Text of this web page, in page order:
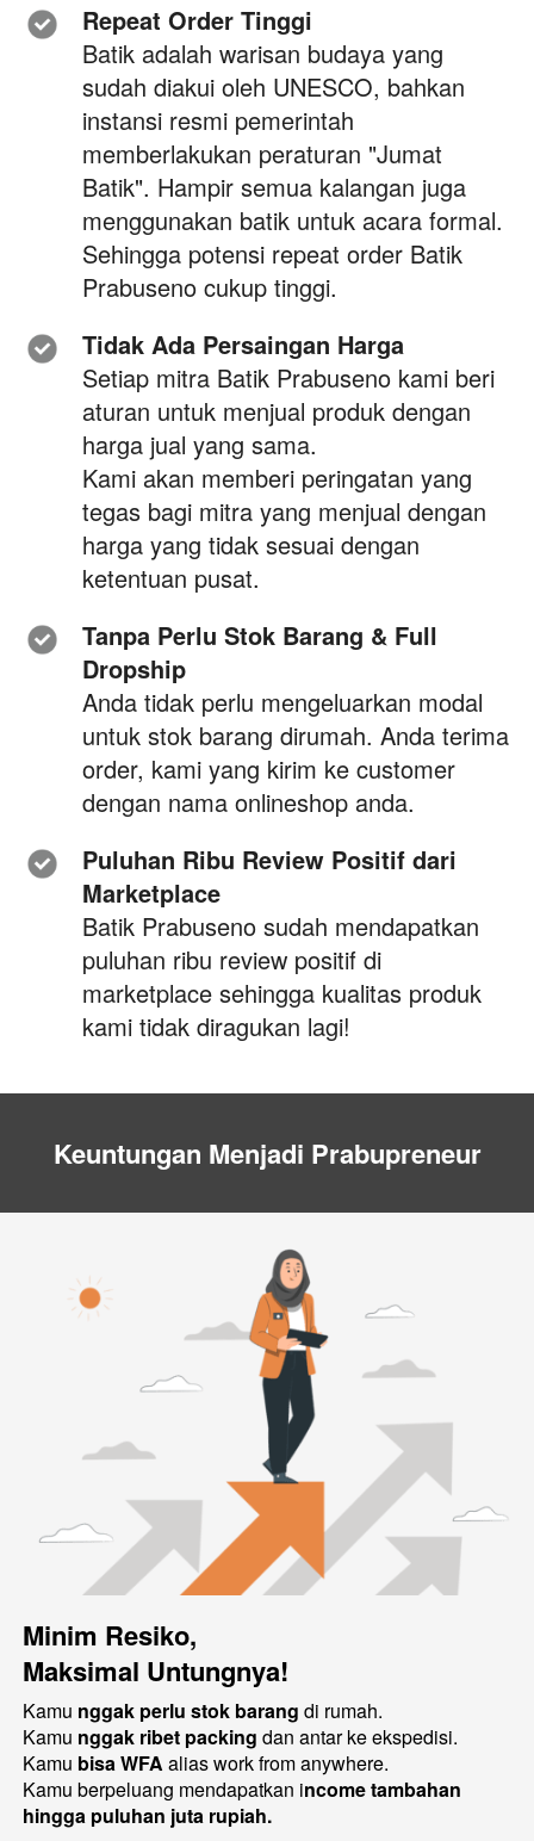
Repeat Order Tinggi
Batik adalah warisan budaya yang
sudah diakui oleh UNESCO, bahkan
instansi resmi pemerintah
memberlakukan peraturan "Jumat
Batik". Hampir semua kalangan juga
menggunakan batik untuk acara formal.
Sehingga potensi repeat order Batik
Prabuseno cukup tinggi.
Tidak Ada Persaingan Harga
Setiap mitra Batik Prabuseno kami beri
aturan untuk menjual produk dengan
harga jual yang sama.
Kami akan memberi peringatan yang
tegas bagi mitra yang menjual dengan
harga yang tidak sesuai dengan
ketentuan pusat.
Tanpa Perlu Stok Barang & Full
Dropship
Anda tidak perlu mengeluarkan modal
untuk stok barang dirumah. Anda terima
order, kami yang kirim ke customer
dengan nama onlineshop anda.
Puluhan Ribu Review Positif dari
Marketplace
Batik Prabuseno sudah mendapatkan
puluhan ribu review positif di
marketplace sehingga kualitas produk
kami tidak diragukan lagi!
Keuntungan Menjadi Prabupreneur
Minim Resiko,
Maksimal Untungnya!
Kamu nggak perlu stok barang di rumah.
Kamu nggak ribet packing dan antar ke ekspedisi.
Kamu bisa WFA alias work from anywhere.
Kamu berpeluang mendapatkan income tambahan
hingga puluhan juta rupiah.